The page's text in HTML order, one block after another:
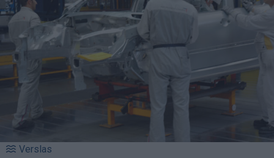
Verslas